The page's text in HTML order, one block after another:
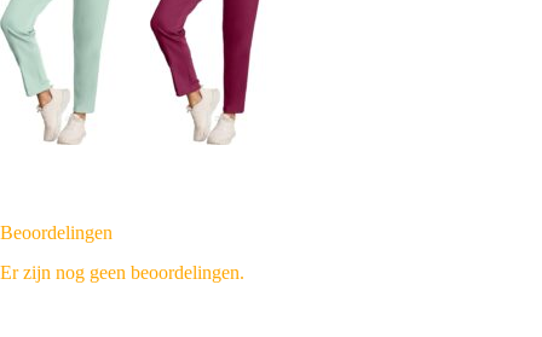
Beoordelingen
Er zijn nog geen beoordelingen.